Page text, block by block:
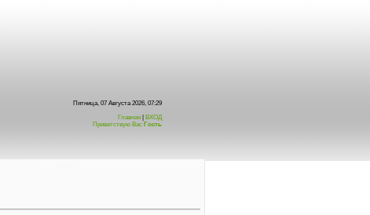
Пятница, 07 Августа 2026, 07:29
Главная
ВХОД
Приветствую Вас Гость